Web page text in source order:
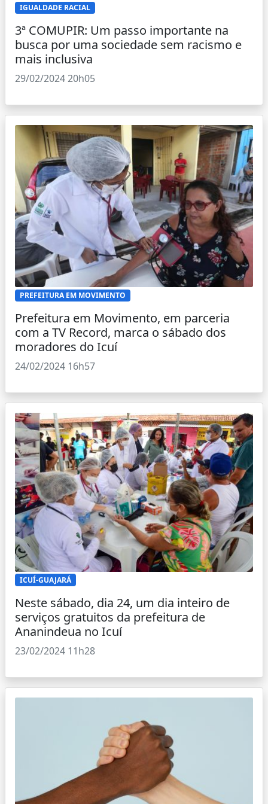
IGUALDADE RACIAL
3ª COMUPIR: Um passo importante na
busca por uma sociedade sem racismo e
mais inclusiva
29/02/2024 20h05
PREFEITURA EM MOVIMENTO
Prefeitura em Movimento, em parceria
com a TV Record, marca o sábado dos
moradores do Icuí
24/02/2024 16h57
ICUÍ-GUAJARÁ
Neste sábado, dia 24, um dia inteiro de
serviços gratuitos da prefeitura de
Ananindeua no Icuí
23/02/2024 11h28